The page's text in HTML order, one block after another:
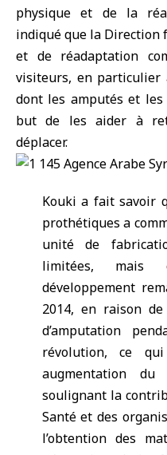
physique et de la
indiqué que la Direction
et de réadaptation
visiteurs, en particulier
dont les amputés et
but de les aider à
déplacer.
Kouki a fait savoir
prothétiques a
unité de
limitées,
développement
2014, en raison de
d’amputation
révolution, ce
augmentation
soulignant la
Santé et des
l’obtention des